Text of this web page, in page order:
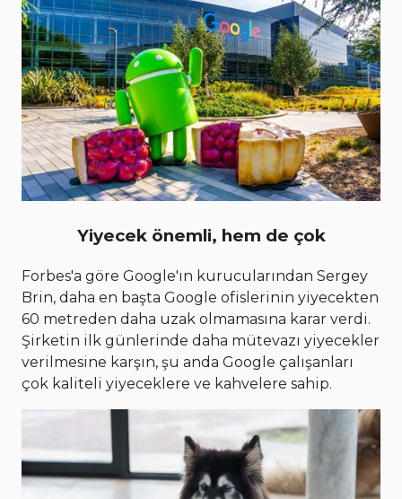
Yiyecek önemli, hem de çok
Forbes'a göre Google'ın kurucularından Sergey
Brin, daha en başta Google ofislerinin yiyecekten
60 metreden daha uzak olmamasına karar verdi.
Şirketin ilk günlerinde daha mütevazı yiyecekler
verilmesine karşın, şu anda Google çalışanları
çok kaliteli yiyeceklere ve kahvelere sahip.